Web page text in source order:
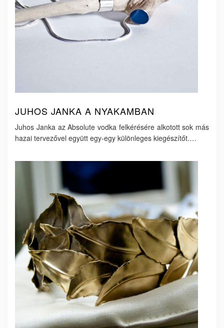
JUHOS JANKA A NYAKAMBAN
Juhos Janka az Absolute vodka felkérésére alkotott sok más
hazai tervezővel együtt egy-egy különleges kiegészítőt.…